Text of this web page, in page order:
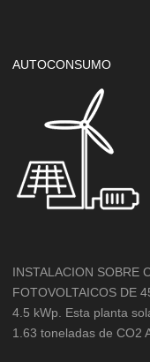
AUTOCONSUMO
INSTALACION SOBRE
FOTOVOLTAICOS DE
4.5 kWp. Esta planta
1.63 toneladas de CO2